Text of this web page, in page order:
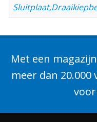
Met een
meer dan